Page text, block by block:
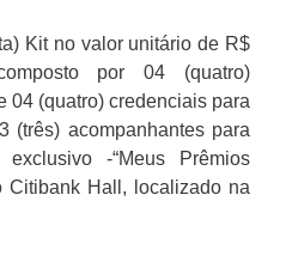
Kit no valor unitário de R$
por 04 (quatro)
04 (quatro) credenciais para
(três) acompanhantes para
-“Meus Prêmios
Citibank Hall, localizado na